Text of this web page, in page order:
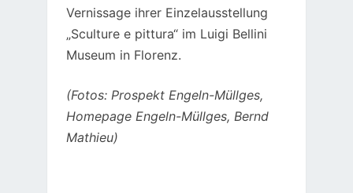
Vernissage ihrer Einzelausstellung
„Sculture e pittura“ im Luigi Bellini
Museum in Florenz.
(Fotos: Prospekt Engeln-Müllges,
Homepage Engeln-Müllges, Bernd
Mathieu)